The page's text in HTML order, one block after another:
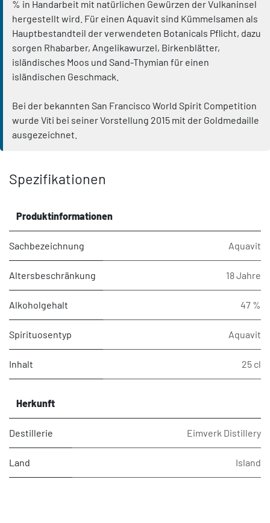
% in Handarbeit mit natürlichen Gewürzen der Vulkaninsel
hergestellt wird. Für einen Aquavit sind Kümmelsamen als
Hauptbestandteil der verwendeten Botanicals Pflicht, dazu
sorgen Rhabarber, Angelikawurzel, Birkenblätter,
isländisches Moos und Sand-Thymian für einen
isländischen Geschmack.
Bei der bekannten San Francisco World Spirit Competition
wurde Víti bei seiner Vorstellung 2015 mit der Goldmedaille
ausgezeichnet.
Spezifikationen
Produktinformationen
Sachbezeichnung Aquavit
Altersbeschränkung 18 Jahre
Alkoholgehalt 47 %
Spirituosentyp Aquavit
Inhalt 25 cl
Herkunft
Destillerie Eimverk Distillery
Land Island